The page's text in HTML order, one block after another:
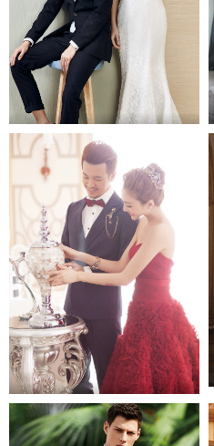
高端量身定制新郎服
男士婚礼西服量身定制